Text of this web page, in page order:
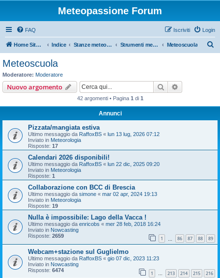
Meteopassione Forum
FAQ Login
Iscriviti
Home Sito Meteopassione Indice Stanze meteorologiche Strumenti meteo Meteoscuola
Meteoscuola
Moderatore: Moderatore
Nuovo argomento Cerca
42 argomenti • Pagina 1 di 1
Annunci
Pizzata/mangiata estiva
Ultimo messaggio da RaffoxBS « lun 13 lug, 2026 07:12
Inviato in Meteorologia
Risposte: 17
Calendari 2026 disponibili!
Ultimo messaggio da RaffoxBS « lun 22 dic, 2025 09:20
Inviato in Meteorologia
Risposte: 1
Collaborazione con BCC di Brescia
Ultimo messaggio da simone « mar 02 apr, 2024 19:13
Inviato in Meteorologia
Risposte: 19
Nulla è impossibile: Lago della Vacca !
Ultimo messaggio da enricobs « mer 28 feb, 2018 16:24
Inviato in Nowcasting
Risposte: 2659 1 86 87 88 89
Webcam+stazione sul Guglielmo
Ultimo messaggio da RaffoxBS « gio 07 dic, 2023 11:23
Inviato in Nowcasting
Risposte: 6474 1 … 213 214 215 216